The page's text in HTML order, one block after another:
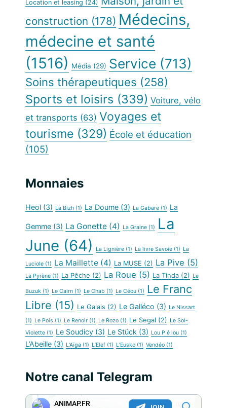
Location et leasing (24)
construction (178) Médecins,
médecine et santé
(1516) Média (29) Service (713)
Soins thérapeutiques (258)
Sports et loisirs (339) Voiture, vélo
et transports (63) Voyages et
tourisme (329) École et éducation
(105)
Monnaies
Heol (3) La Bizh (1) La Doume (3) La Gabare (1) La
Gemme (3) La Gonette (4) La Graine (1)
La
June (64) La Lignière (1) La livre Savoie (1) La
Luciole (1) La Maillette (4) La MUSE (2) La Pive (5)
La Pyrène (1) La Pêche (2) La Roue (5) La Tinda (2) Le
Buzuk (1) Le Cairn (1) Le Chab (1) Le Céou (1)
Le Franc
Libre (15) Le Galais (2) Le Galléco (3) Le Nissart
(1) Le Pois (1) Le Renoir (1) Le Rozo (1) Le Segal (2) Le Sol-
Violette (1) Le Soudicy (3) Le Stück (3) Lou P é lou (1)
L’Abeille (3) L’Aïga (1) L’Elef (1) L’Eusko (1) Vendéo (1)
Notre canal Telegram